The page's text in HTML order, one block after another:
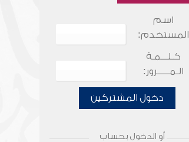
اسم
المستخدم:
كـلـــمـة
الـمـــــرور:
دخول المشتركين
أو الدخول بحساب